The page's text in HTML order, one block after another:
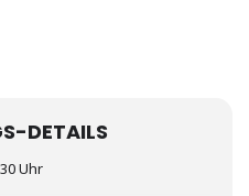
DETAILS
Uhr